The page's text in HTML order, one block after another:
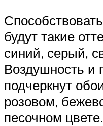
будут такие
синий, серый,
Воздушность и
подчеркнут
розовом,
песочном цвете.